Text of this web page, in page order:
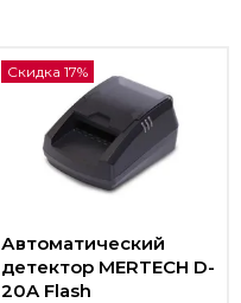
Скидка 17%
Автоматический
детектор MERTECH D-
20A Flash